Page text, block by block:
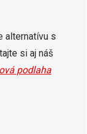
alternatívu s
si aj náš
podlaha